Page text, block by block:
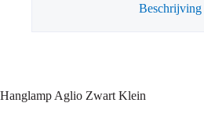
Beschrijving
Hanglamp Aglio Zwart Klein